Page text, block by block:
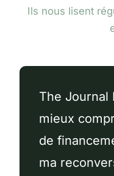
Ils nous lisent
The Journal
mieux
de
ma